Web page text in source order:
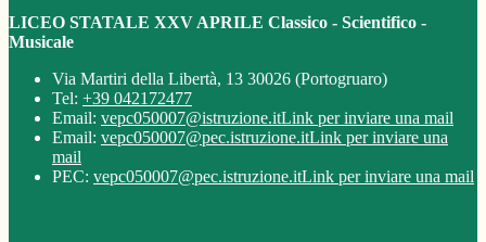
LICEO STATALE XXV APRILE Classico - Scientifico -
Musicale
Via Martiri della Libertà, 13 30026 (Portogruaro)
Tel: +39 042172477
Email: vepc050007@istruzione.itLink per inviare una mail
Email: vepc050007@pec.istruzione.itLink per inviare una
mail
PEC: vepc050007@pec.istruzione.itLink per inviare una mail